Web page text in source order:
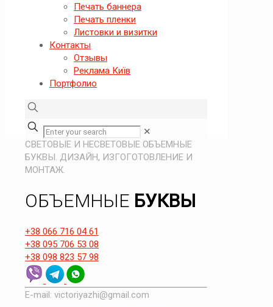
Печать баннера
Печать пленки
Листовки и визитки
Контакты
Отзывы
Реклама Київ
Портфолио
✕
СВЕТОВЫЕ И НЕСВЕТОВЫЕ ОБЪЕМНЫЕ
БУКВЫ. ДИЗАЙН, ИЗГОГОТОВЛЕНИЕ И
МОНТАЖ.
ОБЪЕМНЫЕ БУКВЫ
+38 066 716 04 61
+38 095 706 53 08
+38 098 823 57 98
E-mail: victoriyazhi@gmail.com